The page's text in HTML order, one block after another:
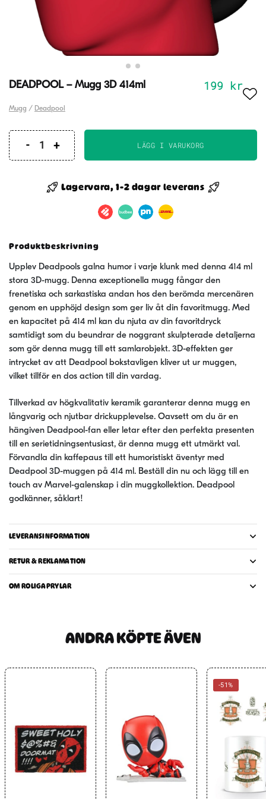
DEADPOOL – Mugg 3D 414ml 199 kr
Mugg / Deadpool
DEADPOOL
Mugg
3D
LÄGG I VARUKORG
Lagervara, 1-2 dagar leverans
Produktbeskrivning
Upplev Deadpools galna humor i varje klunk med denna 414 ml
stora 3D-mugg. Denna exceptionella mugg fångar den
frenetiska och sarkastiska andan hos den berömda mercenären
genom en upphöjd design som ger liv åt din favoritmugg. Med
en kapacitet på 414 ml kan du njuta av din favoritdryck
samtidigt som du beundrar de noggrant skulpterade detaljerna
som gör denna mugg till ett samlarobjekt. 3D-effekten ger
intrycket av att Deadpool bokstavligen kliver ut ur muggen,
vilket tillför en dos action till din vardag.
Tillverkad av högkvalitativ keramik garanterar denna mugg en
långvarig och njutbar drickupplevelse. Oavsett om du är en
hängiven Deadpool-fan eller letar efter den perfekta presenten
till en serietidningsentusiast, är denna mugg ett utmärkt val.
Förvandla din kaffepaus till ett humoristiskt äventyr med
Deadpool 3D-muggen på 414 ml. Beställ din nu och lägg till en
touch av Marvel-galenskap i din muggkollektion. Deadpool
godkänner, såklart!
LEVERANSINFORMATION
RETUR & REKLAMATION
OM ROLIGAPRYLAR
ANDRA KÖPTE ÄVEN
-51%